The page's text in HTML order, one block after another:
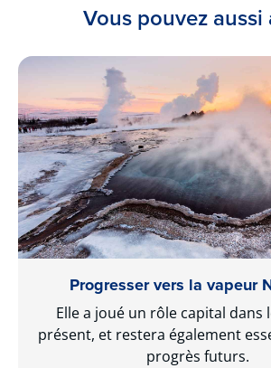
Vous pouvez aussi
Progresser vers la vapeur
Elle a joué un rôle capital dans
présent, et restera également
progrès futurs.